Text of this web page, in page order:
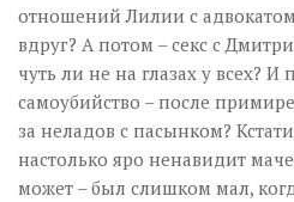
отношений Лилии с
вдруг? А потом – секс с
чуть ли не на глазах у всех? И
самоубийство – после
за неладов с пасынком?
настолько яро ненавидит
может – был слишком мал,